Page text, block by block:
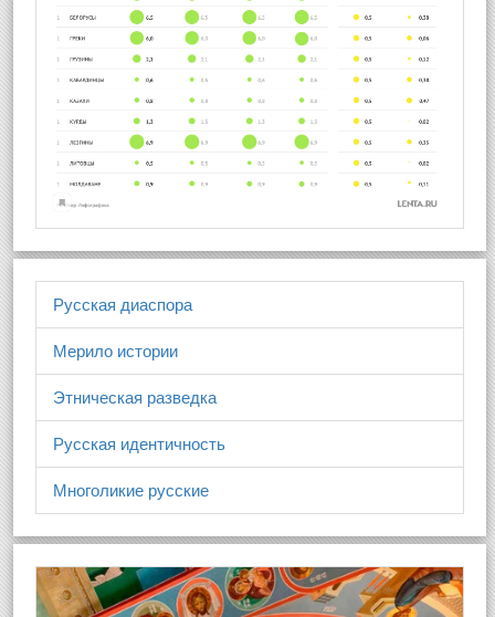
Русская диаспора
Мерило истории
Этническая разведка
Русская идентичность
Многоликие русские